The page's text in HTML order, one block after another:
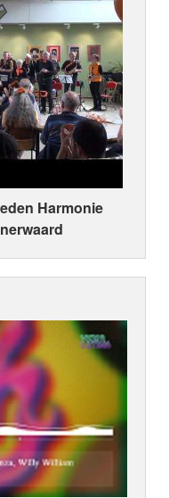
Harmonie